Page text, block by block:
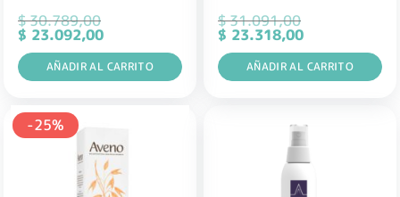
$30.789,00
El
precio
original
era:
$ 30.789,00.
$ 23.092,00El
actual
es:
$ 23.092,00.
AÑADIR AL CARRITO
$31.091,00
El
precio
original
era:
$ 31.091,00.
$ 23.318,00El
actual
es:
$ 23.318,00.
AÑADIR AL CARRITO
-25%